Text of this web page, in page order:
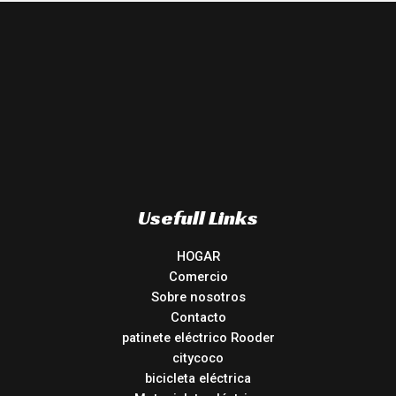
Usefull Links
HOGAR
Comercio
Sobre nosotros
Contacto
patinete eléctrico Rooder
citycoco
bicicleta eléctrica